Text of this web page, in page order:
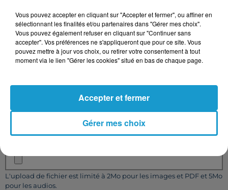
Votre message*
Taille maximum : 500 caractères
L'upload de fichier est limité à 2Mo pour les images et PDF et 5Mo
pour les audios.
Vous pouvez accepter en cliquant sur "Accepter et fermer", ou affiner en
sélectionnant les finalités et/ou partenaires dans "Gérer mes choix".
Vous pouvez également refuser en cliquant sur "Continuer sans
accepter". Vos préférences ne s'appliqueront que pour ce site. Vous
pouvez mettre à jour vos choix, ou retirer votre consentement à tout
moment via le lien "Gérer les cookies" situé en bas de chaque page.
Gérer mes choix
Accepter et fermer